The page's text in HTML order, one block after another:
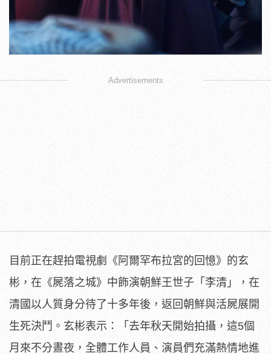
Advertisements
目前正在趕拍電視劇《阿爾罕布拉宮的回憶》的玄
彬，在《屍落之城》中飾演朝鮮王世子「李清」，在
清國以人質身分待了十多年後，返回朝鮮與活屍展開
生死決鬥。玄彬表示：「去年秋天開始拍攝，這5個
月來不分晝夜，全體工作人員、演員們充滿熱情地進